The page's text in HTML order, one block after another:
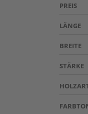
PREIS
LÄNGE
BREITE
STÄRKE